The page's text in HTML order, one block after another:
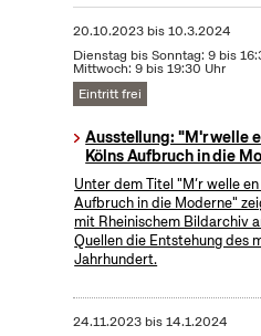
20.10.2023bis10.3.2024
Dienstag bis Sonntag: 9 bis
Mittwoch: 9 bis 19:30 Uhr
Eintritt frei
Ausstellung: "M'r welle
Kölns Aufbruch in die
Unter dem Titel "M’r welle
Aufbruch in die Moderne"
mit Rheinischem Bildarchiv
Quellen die Entstehung des
Jahrhundert.
24.11.2023bis14.1.2024